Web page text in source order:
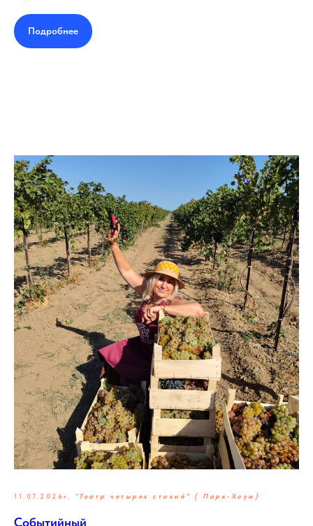
Подробнее
11.07.2026г. "Театр четырех стихий" ( Парк-Хоум)
Событийный